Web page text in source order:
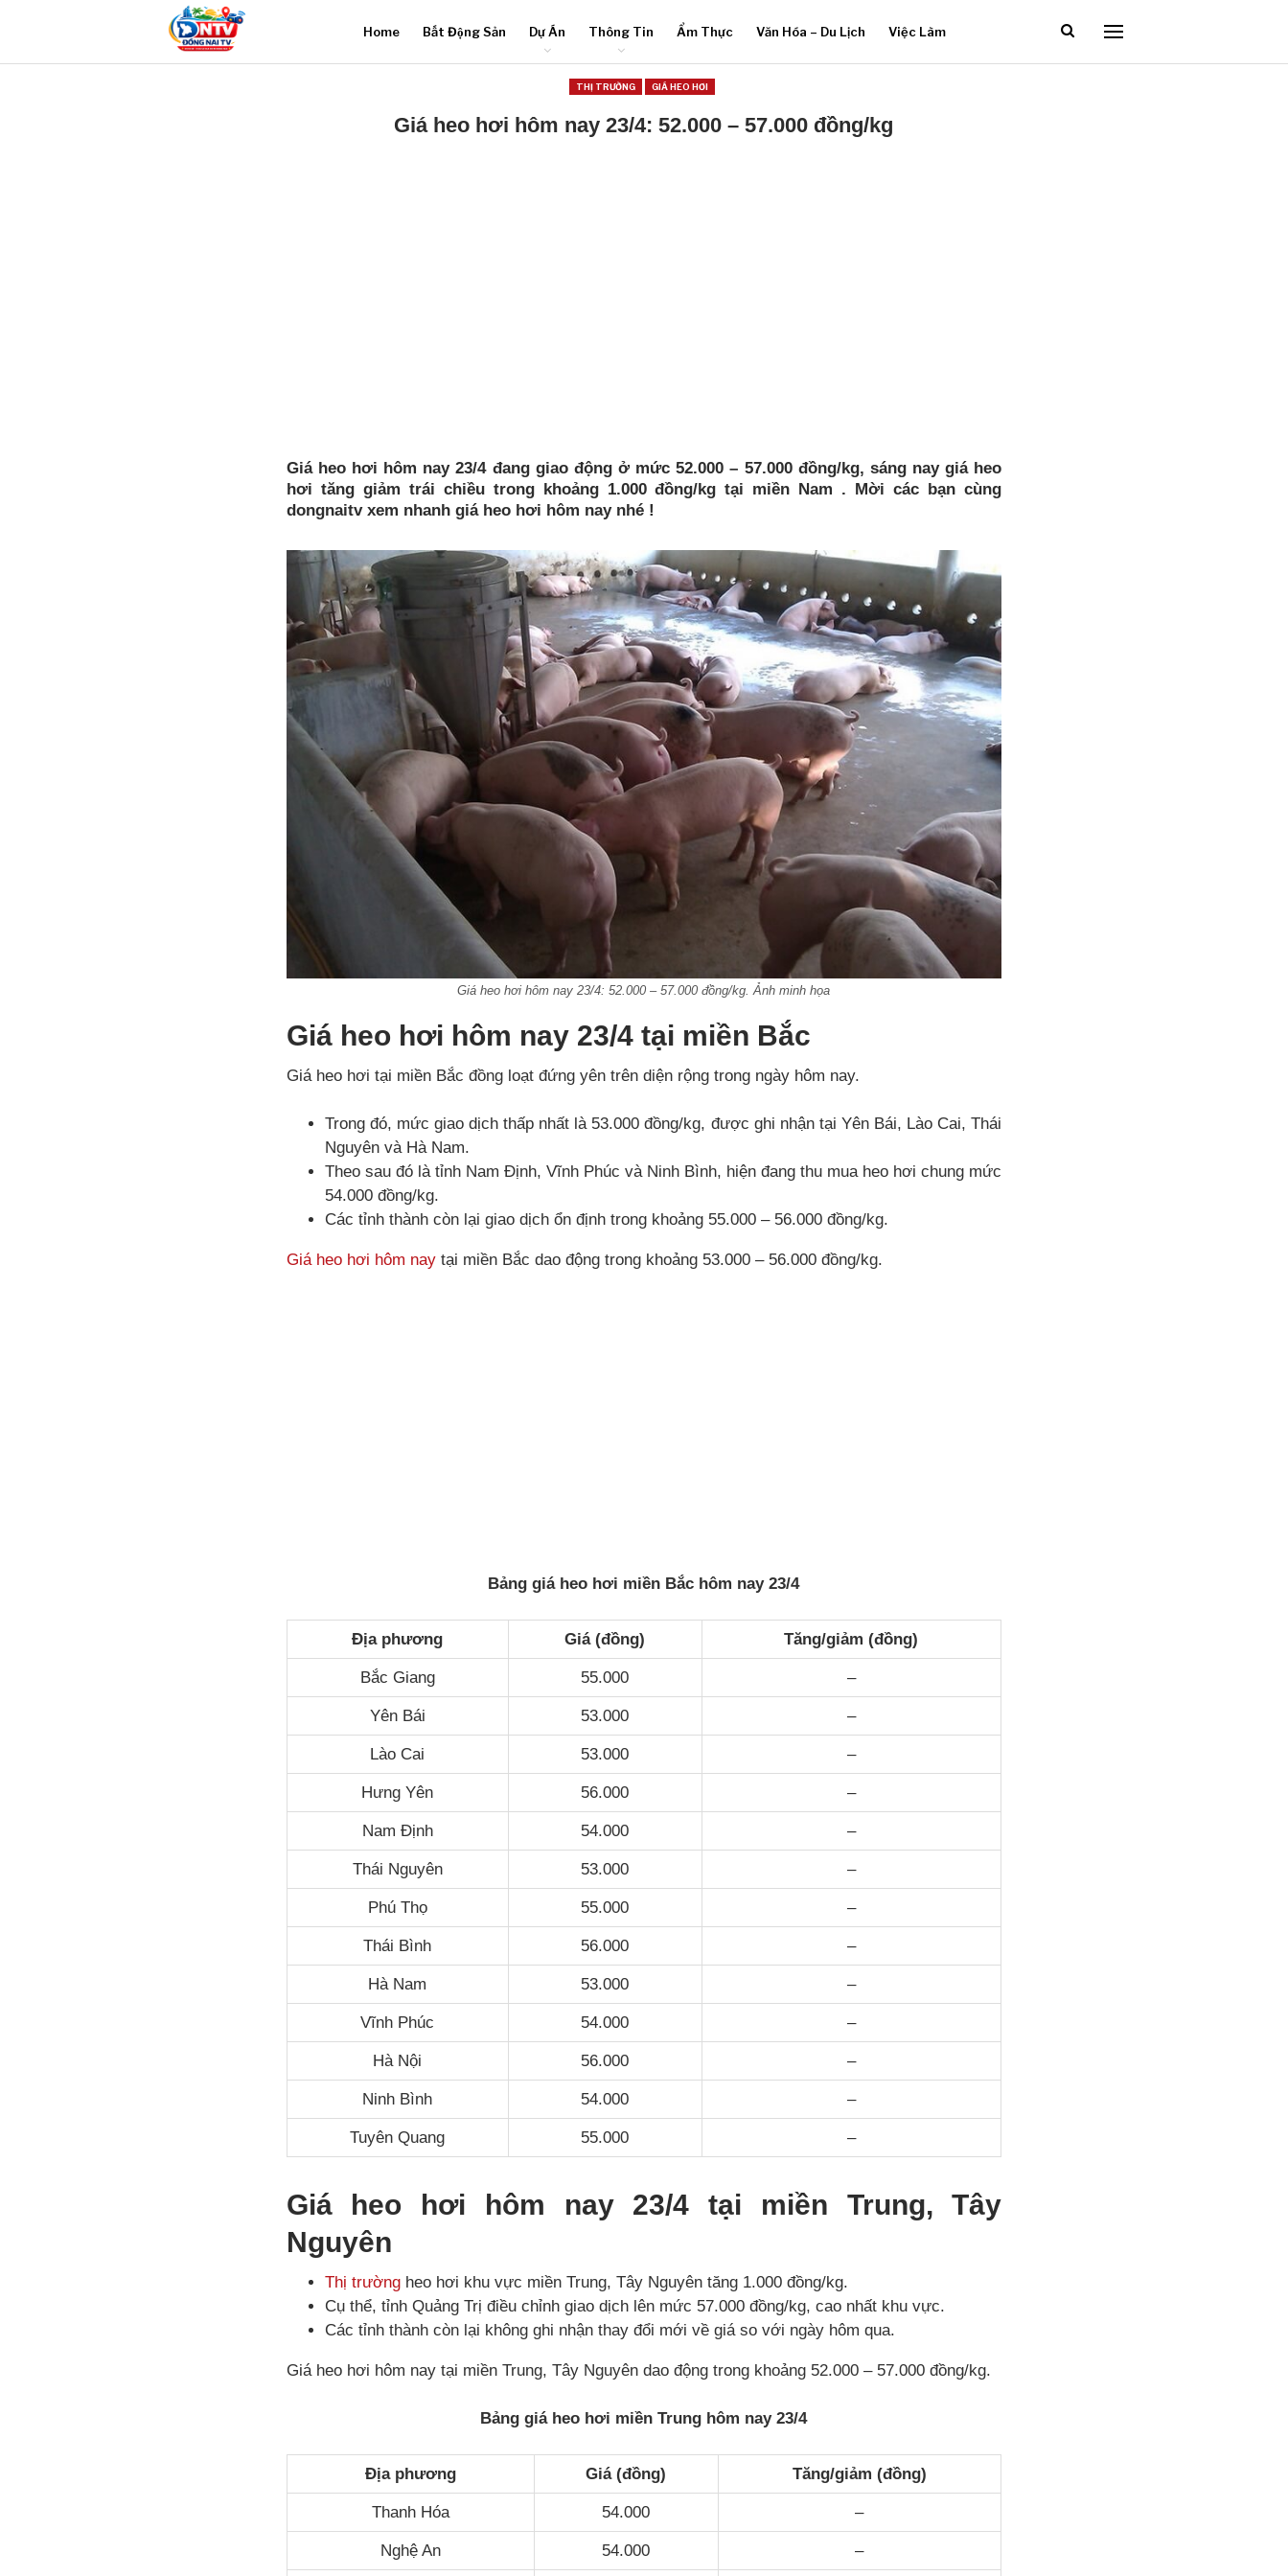
Home Bất Động Sản Dự Án Thông Tin Ẩm Thực Văn Hóa – Du Lịch Việc Làm
THỊ TRƯỜNG GIÁ HEO HƠI
Giá heo hơi hôm nay 23/4: 52.000 – 57.000 đồng/kg
Giá heo hơi hôm nay 23/4 đang giao động ở mức 52.000 – 57.000 đồng/kg, sáng nay giá heo
hơi tăng giảm trái chiều trong khoảng 1.000 đồng/kg tại miền Nam . Mời các bạn cùng
dongnaitv xem nhanh giá heo hơi hôm nay nhé !
Giá heo hơi hôm nay 23/4: 52.000 – 57.000 đồng/kg. Ảnh minh họa
Giá heo hơi hôm nay 23/4 tại miền Bắc
Giá heo hơi tại miền Bắc đồng loạt đứng yên trên diện rộng trong ngày hôm nay.
Trong đó, mức giao dịch thấp nhất là 53.000 đồng/kg, được ghi nhận tại Yên Bái, Lào Cai, Thái
Nguyên và Hà Nam.
Theo sau đó là tỉnh Nam Định, Vĩnh Phúc và Ninh Bình, hiện đang thu mua heo hơi chung mức
54.000 đồng/kg.
Các tỉnh thành còn lại giao dịch ổn định trong khoảng 55.000 – 56.000 đồng/kg.
Giá heo hơi hôm naytại miền Bắc dao động trong khoảng 53.000 – 56.000 đồng/kg.
Bảng giá heo hơi miền Bắc hôm nay 23/4
Địa phương Giá (đồng) Tăng/giảm (đồng)
Bắc Giang 55.000 –
Yên Bái 53.000 –
Lào Cai 53.000 –
Hưng Yên 56.000 –
Nam Định 54.000 –
Thái Nguyên 53.000 –
Phú Thọ 55.000 –
Thái Bình 56.000 –
Hà Nam 53.000 –
Vĩnh Phúc 54.000 –
Hà Nội 56.000 –
Ninh Bình 54.000 –
Tuyên Quang 55.000 –
Giá heo hơi hôm nay 23/4 tại miền Trung, Tây
Nguyên
Thị trườngheo hơi khu vực miền Trung, Tây Nguyên tăng 1.000 đồng/kg.
Cụ thể, tỉnh Quảng Trị điều chỉnh giao dịch lên mức 57.000 đồng/kg, cao nhất khu vực.
Các tỉnh thành còn lại không ghi nhận thay đổi mới về giá so với ngày hôm qua.
Giá heo hơi hôm nay tại miền Trung, Tây Nguyên dao động trong khoảng 52.000 – 57.000 đồng/kg.
Bảng giá heo hơi miền Trung hôm nay 23/4
Địa phương Giá (đồng) Tăng/giảm (đồng)
Thanh Hóa 54.000 –
Nghệ An 54.000 –